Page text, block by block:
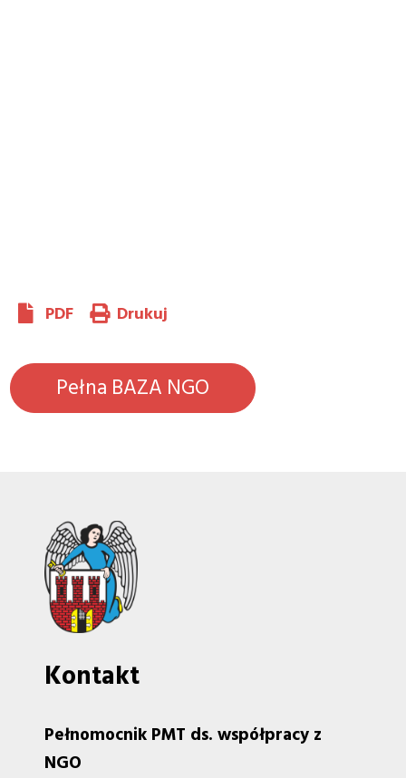
PDF Drukuj
Pełna BAZA NGO
Kontakt
Pełnomocnik PMT ds. współpracy z
NGO